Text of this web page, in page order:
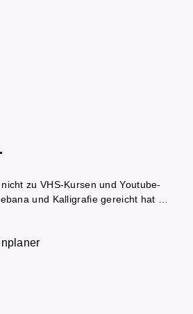
zu VHS-Kursen und Youtube-
und Kalligrafie gereicht hat …